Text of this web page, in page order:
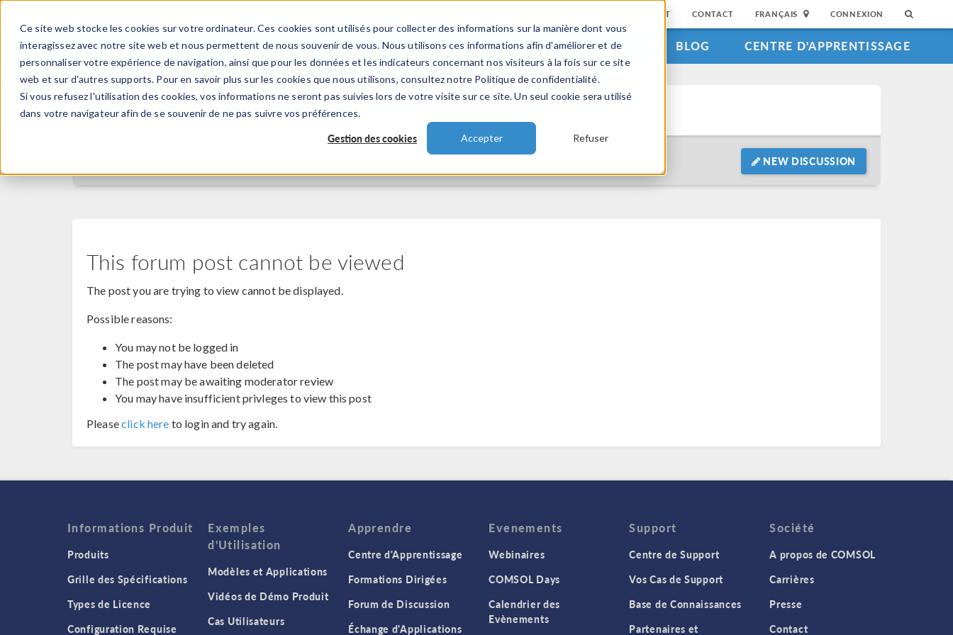
Ce site web stocke les cookies sur votre ordinateur. Ces cookies sont utilisés pour collecter des informations sur la manière dont vous
interagissez avec notre site web et nous permettent de nous souvenir de vous. Nous utilisons ces informations afin d'améliorer et de
personnaliser votre expérience de navigation, ainsi que pour les données et les indicateurs concernant nos visiteurs à la fois sur ce site
web et sur d'autres supports. Pour en savoir plus sur les cookies que nous utilisons, consultez notre Politique de confidentialité.
Si vous refusez l'utilisation des cookies, vos informations ne seront pas suivies lors de votre visite sur ce site. Un seul cookie sera utilisé
dans votre navigateur afin de se souvenir de ne pas suivre vos préférences.
Gestion des cookies Accepter Refuser
SUPPORT CONTACT FRANÇAIS CONNEXION
PRODUITS INDUSTRIES VIDEOS EVENEMENTS BLOG CENTRE D'APPRENTISSAGE
Discussion Forum
NEW DISCUSSION
This forum post cannot be viewed
The post you are trying to view cannot be displayed.
Possible reasons:
You may not be logged in
The post may have been deleted
The post may be awaiting moderator review
You may have insufficient privleges to view this post
Pleaseclick here to login and try again.
Informations Produit
Produits
Grille des Spécifications
Types de Licence
Configuration Requise
Exemples
d'Utilisation
Modèles et Applications
Vidéos de Démo Produit
Cas Utilisateurs
Apprendre
Centre d'Apprentissage
Formations Dirigées
Forum de Discussion
Échange d'Applications
Evenements
Webinaires
COMSOL Days
Calendrier des
Evènements
Support
Centre de Support
Vos Cas de Support
Base de Connaissances
Partenaires et
Société
A propos de COMSOL
Carrières
Presse
Contact